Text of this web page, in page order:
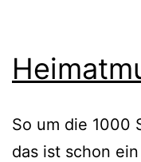
So um die 1000
das ist schon